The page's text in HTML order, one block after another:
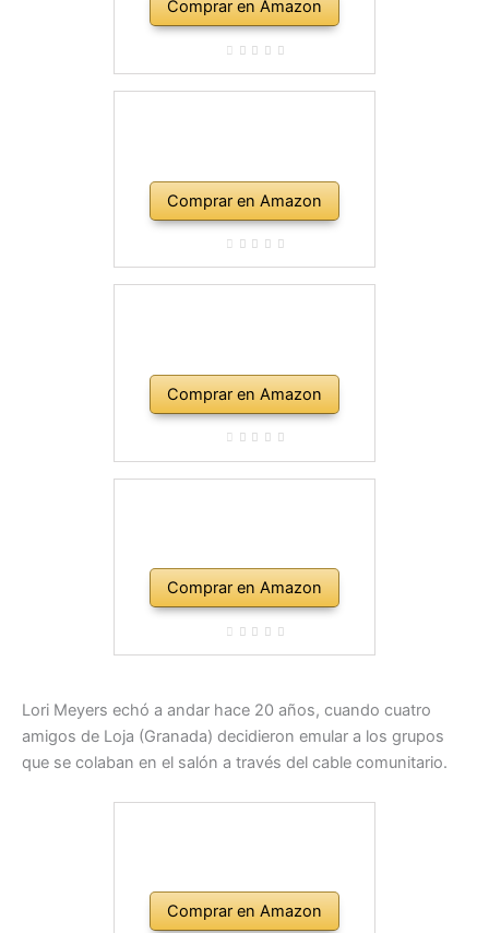
Comprar en Amazon
Comprar en Amazon
Comprar en Amazon
Comprar en Amazon
Lori Meyers echó a andar hace 20 años, cuando cuatro
amigos de Loja (Granada) decidieron emular a los grupos
que se colaban en el salón a través del cable comunitario.
Comprar en Amazon